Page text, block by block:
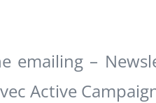
emailing –
Active